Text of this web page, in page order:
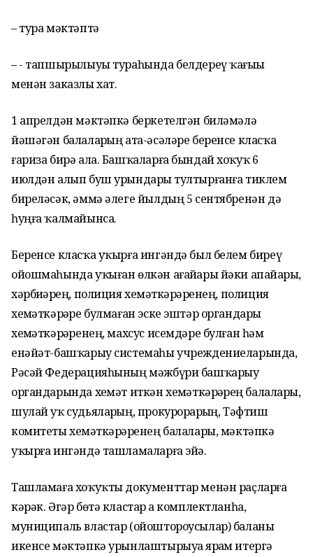
– тура мәктәптә
– - тапшырылыуы тураһында белдереү ҡағыҙы
менән заказлы хат.
1 апрелдән мәктәпкә беркетелгән биләмәлә
йәшәгән балаларҙың ата-әсәләре беренсе класҡа
ғариза бирә ала. Башҡаларға бындай хоҡуҡ 6
июлдән алып буш урындарҙы тултырғанға тиклем
биреләсәк, әммә әлеге йылдың 5 сентябренән дә
һуңға ҡалмайынса.
Беренсе класҡа уҡырға ингәндә был белем биреү
ойошмаһында уҡыған өлкән ағайҙары йәки апайҙары,
хәрбиҙәрҙең, полиция хеҙмәткәрҙәренең, полиция
хеҙмәткәрҙәре булмаған эске эштәр органдары
хеҙмәткәрҙәренең, махсус исемдәре булған һәм
енәйәт-башҡарыу системаһы учреждениеларында,
Рәсәй Федерацияһының мәжбүри башҡарыу
органдарында хеҙмәт иткән хеҙмәткәрҙәрҙең балалары,
шулай уҡ судьяларҙың, прокурорҙарҙың, Тәфтиш
комитеты хеҙмәткәрҙәренең балалары, мәктәпкә
уҡырға ингәндә ташламаларға эйә.
Ташламаға хоҡуҡты документтар менән раҫларға
кәрәк. Әгәр бөтә кластар ҙа комплектланһа,
муниципаль властар (ойоштороусылар) баланы
икенсе мәктәпкә урынлаштырыуҙа ярҙам итергә